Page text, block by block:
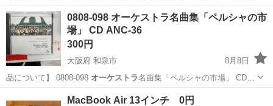
リン本体 弓 ・色:ピンク ・大きさ:30cm程度 【注意点】 ・点汚れが
裏面にあります。 ・取り扱い説明書は折れ曲がっています。 ...
神奈川 足柄上郡 おもちゃ
0808-098 オーケストラ名曲集「ペルシャの市
場」 CD ANC-36
300円
大阪府 和泉市
8月8日
品について】 0808-098 オーケストラ名曲集「ペルシャの市場」 CD
A…
ペルシャ
MacBook Air 13インチ 0円